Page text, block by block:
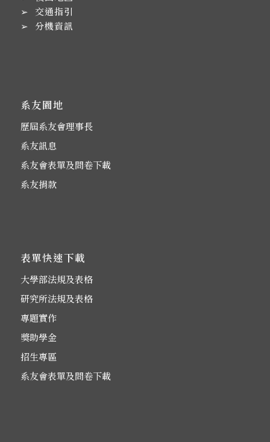
➢ 交通指引
➢ 分機資訊
系友園地
歷屆系友會理事長
系友訊息
系友會表單及問卷下載
系友捐款
表單快速下載
大學部法規及表格
研究所法規及表格
專題實作
獎助學金
招生專區
系友會表單及問卷下載